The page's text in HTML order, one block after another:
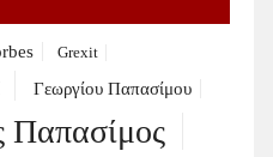
Grexit
Γεωργίου Παπασίμου
Παπασίμος